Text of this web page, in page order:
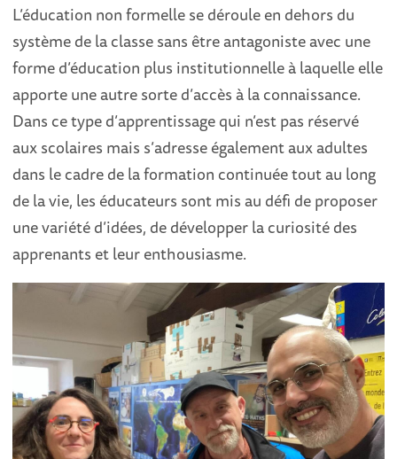
L’éducation non formelle se déroule en dehors du
système de la classe sans être antagoniste avec une
forme d’éducation plus institutionnelle à laquelle elle
apporte une autre sorte d’accès à la connaissance.
Dans ce type d’apprentissage qui n’est pas réservé
aux scolaires mais s’adresse également aux adultes
dans le cadre de la formation continuée tout au long
de la vie, les éducateurs sont mis au défi de proposer
une variété d’idées, de développer la curiosité des
apprenants et leur enthousiasme.